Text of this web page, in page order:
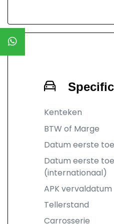
Kenteken
BTW of Marge
Datum eerste
Datum eerste
(internationaal)
APK vervaldatum
Tellerstand
Carrosserie